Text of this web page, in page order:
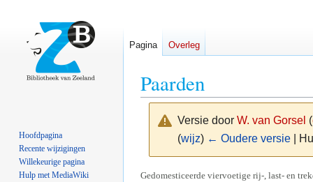
Paarden
Versie door W. van Gorsel (
(wijz) ← Oudere versie|
Naar
Naar
Gedomesticeerde viervoetige rij-, last- en
Pagina Overleg
Hoofdpagina
Recente wijzigingen
Willekeurige pagina
Hulp met MediaWiki